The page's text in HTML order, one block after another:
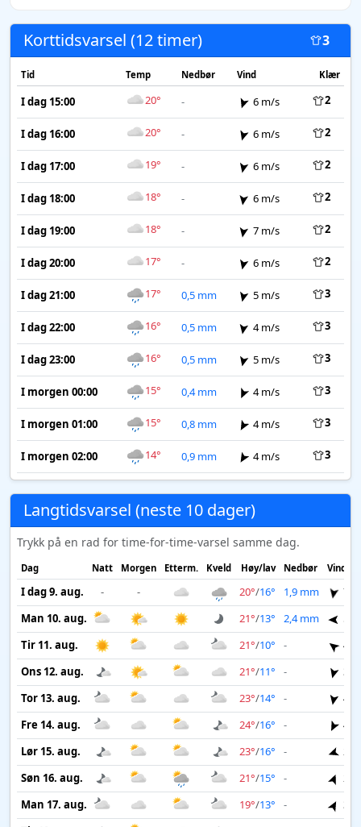
Korttidsvarsel (12 timer) 3
Tid Temp Nedbør Vind Klær
I dag 15:00 20° - 6 m/s 2
I dag 16:00 20° - 6 m/s 2
I dag 17:00 19° - 6 m/s 2
I dag 18:00 18° - 6 m/s 2
I dag 19:00 18° - 7 m/s 2
I dag 20:00 17° - 6 m/s 2
I dag 21:00 17° 0,5 mm 5 m/s 3
I dag 22:00 16° 0,5 mm 4 m/s 3
I dag 23:00 16° 0,5 mm 5 m/s 3
I morgen 00:00 15° 0,4 mm 4 m/s 3
I morgen 01:00 15° 0,8 mm 4 m/s 3
I morgen 02:00 14° 0,9 mm 4 m/s 3
Langtidsvarsel (neste 10 dager)
Trykk på en rad for time-for-time-varsel samme dag.
Dag Natt Morgen Etterm. Kveld Høy/lav Nedbør Vind
I dag 9. aug. - - 20°/16° 1,9 mm
7
Man 10. aug.
21°/13° 2,4 mm
5
Tir 11. aug.
21°/10° -
4
Ons 12. aug.
21°/11° -
3
Tor 13. aug.
23°/14° -
4
Fre 14. aug.
24°/16° -
4
Lør 15. aug.
23°/16° -
2
Søn 16. aug.
21°/15° -
2
Man 17. aug.
19°/13° -
3